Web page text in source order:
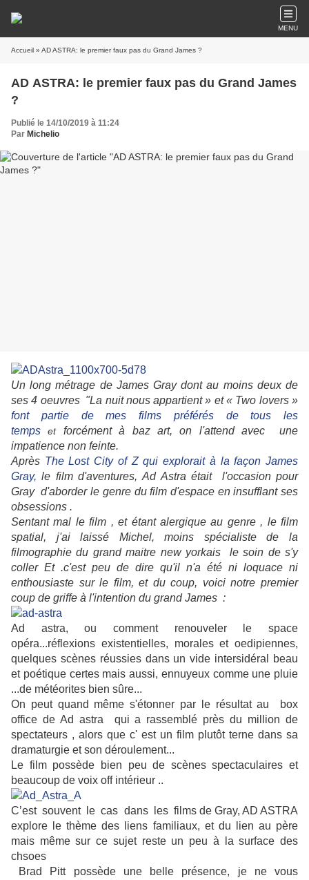
MENU
Accueil » AD ASTRA: le premier faux pas du Grand James ?
AD ASTRA: le premier faux pas du Grand James
?
Publié le 14/10/2019 à 11:24
Par Michelio
Un long métrage de James Gray dont au moins deux de
ses 4 oeuvres "La nuit nous appartient » et « Two lovers »
font partie de mes films préférés de tous les
temps et forcément à baz art, on l'attend avec une
impatience non feinte.
Après The Lost City of Z qui explorait à la façon James
Gray, le film d'aventures, Ad Astra était l'occasion pour
Gray d'aborder le genre du film d'espace en insufflant ses
obsessions .
Sentant mal le film , et étant alergique au genre , le film
spatial, j'ai laissé Michel, moins spécialiste de la
filmographie du grand maitre new yorkais le soin de s'y
coller Et .c'est peu de dire qu'il n'a été ni loquace ni
enthousiaste sur le film, et du coup, voici notre premier
coup de griffe à l'intention du grand James :
Ad astra, ou comment renouveler le space
opéra...réflexions existentielles, morales et oedipiennes,
quelques scènes réussies dans un vide intersidéral beau
et poétique certes mais aussi, ennuyeux comme une pluie
...de météorites bien sûre...
On peut quand même s'étonner par le résultat au box
office de Ad astra qui a rassemblé près du million de
spectateurs , alors que c' est un film plutôt terne dans sa
dramaturgie et son déroulement...
Le film possède bien peu de scènes spectaculaires et
beaucoup de voix off intérieur ..
C’est souvent le cas dans les films de Gray, AD ASTRA
explore le thème des liens familiaux, et du lien au père
mais même sur ce sujet reste un peu à la surface des
chsoes
Brad Pitt possède une belle présence, je ne vous